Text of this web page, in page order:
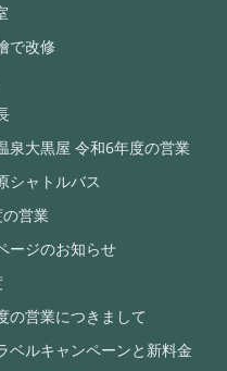
で改修
泉大黒屋 令和6年度の営業
シャトルバス
営業
ージのお知らせ
の営業につきまして
ベルキャンペーンと新料金